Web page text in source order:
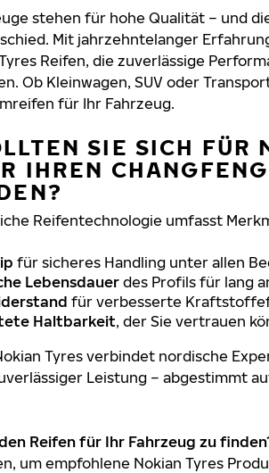
stehen für hohe Qualität – und
Mit jahrzehntelanger
Reifen, die zuverlässige
Ob Kleinwagen, SUV oder
für Ihr Fahrzeug.
SIE SICH FÜR
IHREN CHANGFENG
Reifentechnologie umfasst
für sicheres Handling unter allen
Lebensdauer des Profils für lang
für verbesserte
Haltbarkeit, der Sie vertrauen
Tyres verbindet nordische
Leistung – abgestimmt
Reifen für Ihr Fahrzeug zu
um empfohlene Nokian Tyres